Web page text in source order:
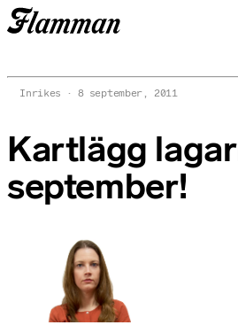
Inrikes 8 september, 2011
Kartlägg
september!